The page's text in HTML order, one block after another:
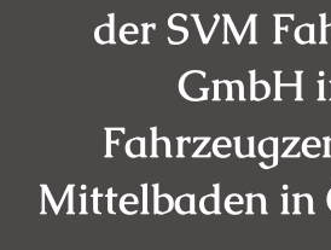
der SVM
GmbH
Mittelbaden in